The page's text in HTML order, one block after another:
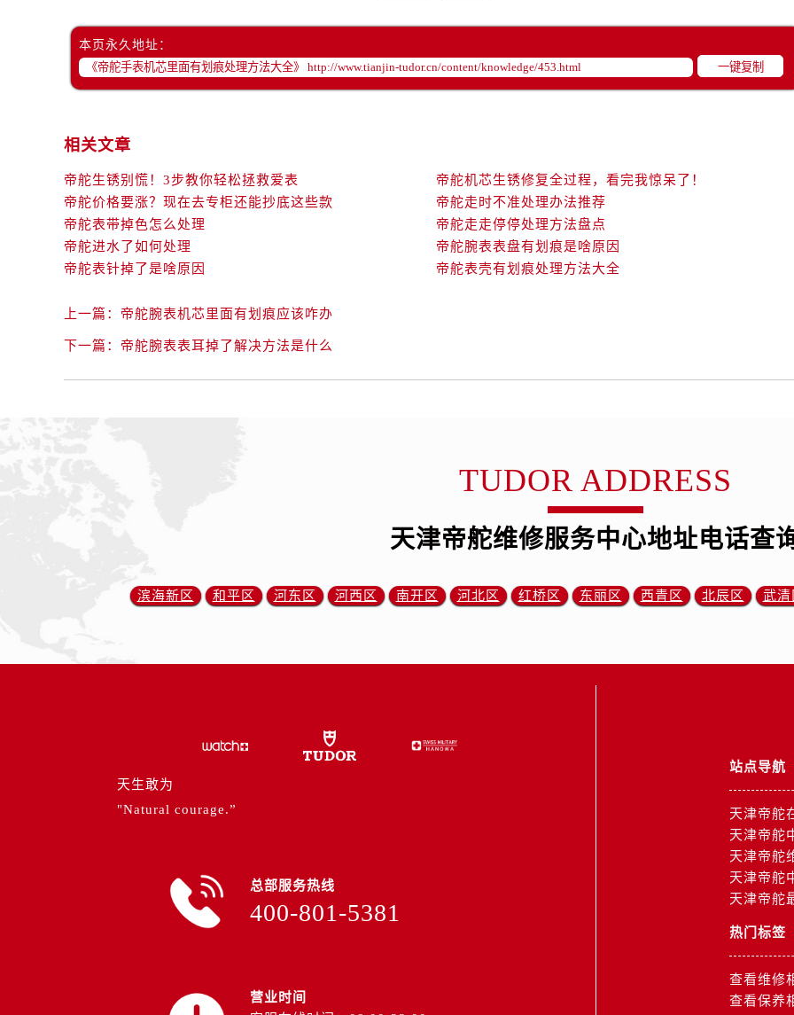
吉林省延边市延吉市解放路帝舵售后服务中心（需提前预约）
辽宁省本溪市平山区胜利路帝舵售后服务中心（需提前预约）
辽宁省阜新市海州区解放大街帝舵售后服务中心（需提前预约）
辽宁省葫芦岛市连山区中央路帝舵售后服务中心（需提前预约）
辽宁省锦州市古塔区中央大街帝舵售后服务中心（需提前预约）
辽宁省辽阳市白塔区新运大街帝舵售后服务中心（需提前预约）
辽宁省盘锦市兴隆台区石油大街帝舵售后服务中心（需提前预约）
辽宁省沈阳市沈河区中街路137号亨得利名表维修授权店1楼帝舵售后服务中心（需提前预约）
内蒙古自治区阿拉善盟市左旗土尔扈特大街帝舵售后服务中心（需提前预约）
内蒙古自治区包头市青山区幸福路甲3号王府井百货名表维修帝舵售后服务中心（需提前预约）
内蒙古自治区赤峰市红山区哈达街帝舵售后服务中心（需提前预约）
内蒙古自治区呼伦贝尔市海拉尔区中央街帝舵售后服务中心（需提前预约）
山西省大同市平城区迎宾街帝舵售后服务中心（需提前预约）
山西省朔州市朔城区怡西路与鄯阳西街交汇处帝舵售后服务中心（需提前预约）
山西省忻州市忻府区和平东街与七一南路交叉口帝舵售后服务中心（需提前预约）
山西省阳泉市郊区平阳东街与新城大道交叉口帝舵售后服务中心（需提前预约）
山西省太原市迎泽区迎泽街道解放路15号亨得利名表维修授权店3楼帝舵售后服务中心（需提前预约
本页永久地址：
一键复制
相关文章
帝舵生锈别慌！3步教你轻松拯救爱表
帝舵机芯生锈修复全过程，看完我惊呆了！
帝舵价格要涨？现在去专柜还能抄底这些款
帝舵走时不准处理办法推荐
帝舵表带掉色怎么处理
帝舵走走停停处理方法盘点
帝舵进水了如何处理
帝舵腕表表盘有划痕是啥原因
帝舵表针掉了是啥原因
帝舵表壳有划痕处理方法大全
上一篇： 帝舵腕表机芯里面有划痕应该咋办
下一篇： 帝舵腕表表耳掉了解决方法是什么
TUDOR ADDRESS
天津帝舵维修服务中心地址电话查
滨海新区 和平区 河东区 河西区 南开区 河北区 红桥区 东丽区 西青区 北辰区 武清
天生敢为
"Natural courage.”
总部服务热线
400-801-5381
营业时间
站点导航
天津帝舵
天津帝舵
天津帝舵
天津帝舵
天津帝舵
热门标签
查看维修
查看保养